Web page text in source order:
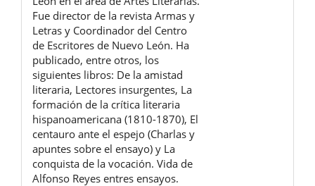
Fue director de la revista Armas y
Letras y Coordinador del Centro
de Escritores de Nuevo León. Ha
publicado, entre otros, los
siguientes libros: De la amistad
literaria, Lectores insurgentes, La
formación de la crítica literaria
hispanoamericana (1810-1870), El
centauro ante el espejo (Charlas y
apuntes sobre el ensayo) y La
conquista de la vocación. Vida de
Alfonso Reyes entres ensayos.